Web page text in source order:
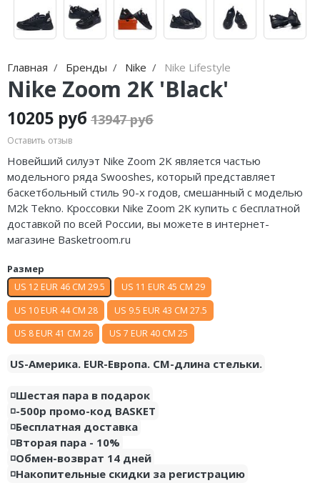
Главная Бренды Nike Nike Lifestyle
Nike Zoom 2K 'Black'
10205 руб 13947 руб
Оставить отзыв
Новейший силуэт Nike Zoom 2K является частью
модельного ряда Swooshes, который представляет
баскетбольный стиль 90-х годов, смешанный с моделью
M2k Tekno. Кроссовки Nike Zoom 2K купить с бесплатной
доставкой по всей России, вы можете в интернет-
магазине Basketroom.ru
Размер
US 12 EUR 46 CM 29.5
US 11 EUR 45 CM 29
US 10 EUR 44 CM 28
US 9.5 EUR 43 CM 27.5
US 8 EUR 41 CM 26
US 7 EUR 40 CM 25
US-Америка. EUR-Европа. CM-длина стельки.
◽️Шестая пара в подарок
◽️-500р промо-код BASKET
◽️Бесплатная доставка
◽️Вторая пара - 10%
◽️Обмен-возврат 14 дней
◽️Накопительные скидки за регистрацию
Jordan Tatum
Air Jordan 312
Air Jordan 40
Air Jordan 39
Air Jordan 38
Air Jordan 37
Air Jordan 36
Air Jordan 1
Air Jordan 3
Air Jordan 4
Air Jordan 5
Air Jordan 6
Air Jordan 7
Air Jordan 10
Air Jordan 11
adidas Samba
adidas Gazelle
adidas Handball
adidas Adistar
adidas adiFOM
adidas Adizero
adidas Harden
adidas Dame
adidas AE
Adidas Yeezy Boost 350 V2